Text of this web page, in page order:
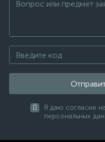
Я даю согласие
персональных